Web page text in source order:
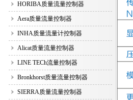
HORIBA质量流量控制器
Aera质量流量控制器
INHA质量流量计控制器
Alicat质量流量控制器
LINE TECh流量控制器
Bronkhorst质量流量控制器
SIERRA质量流量控制器